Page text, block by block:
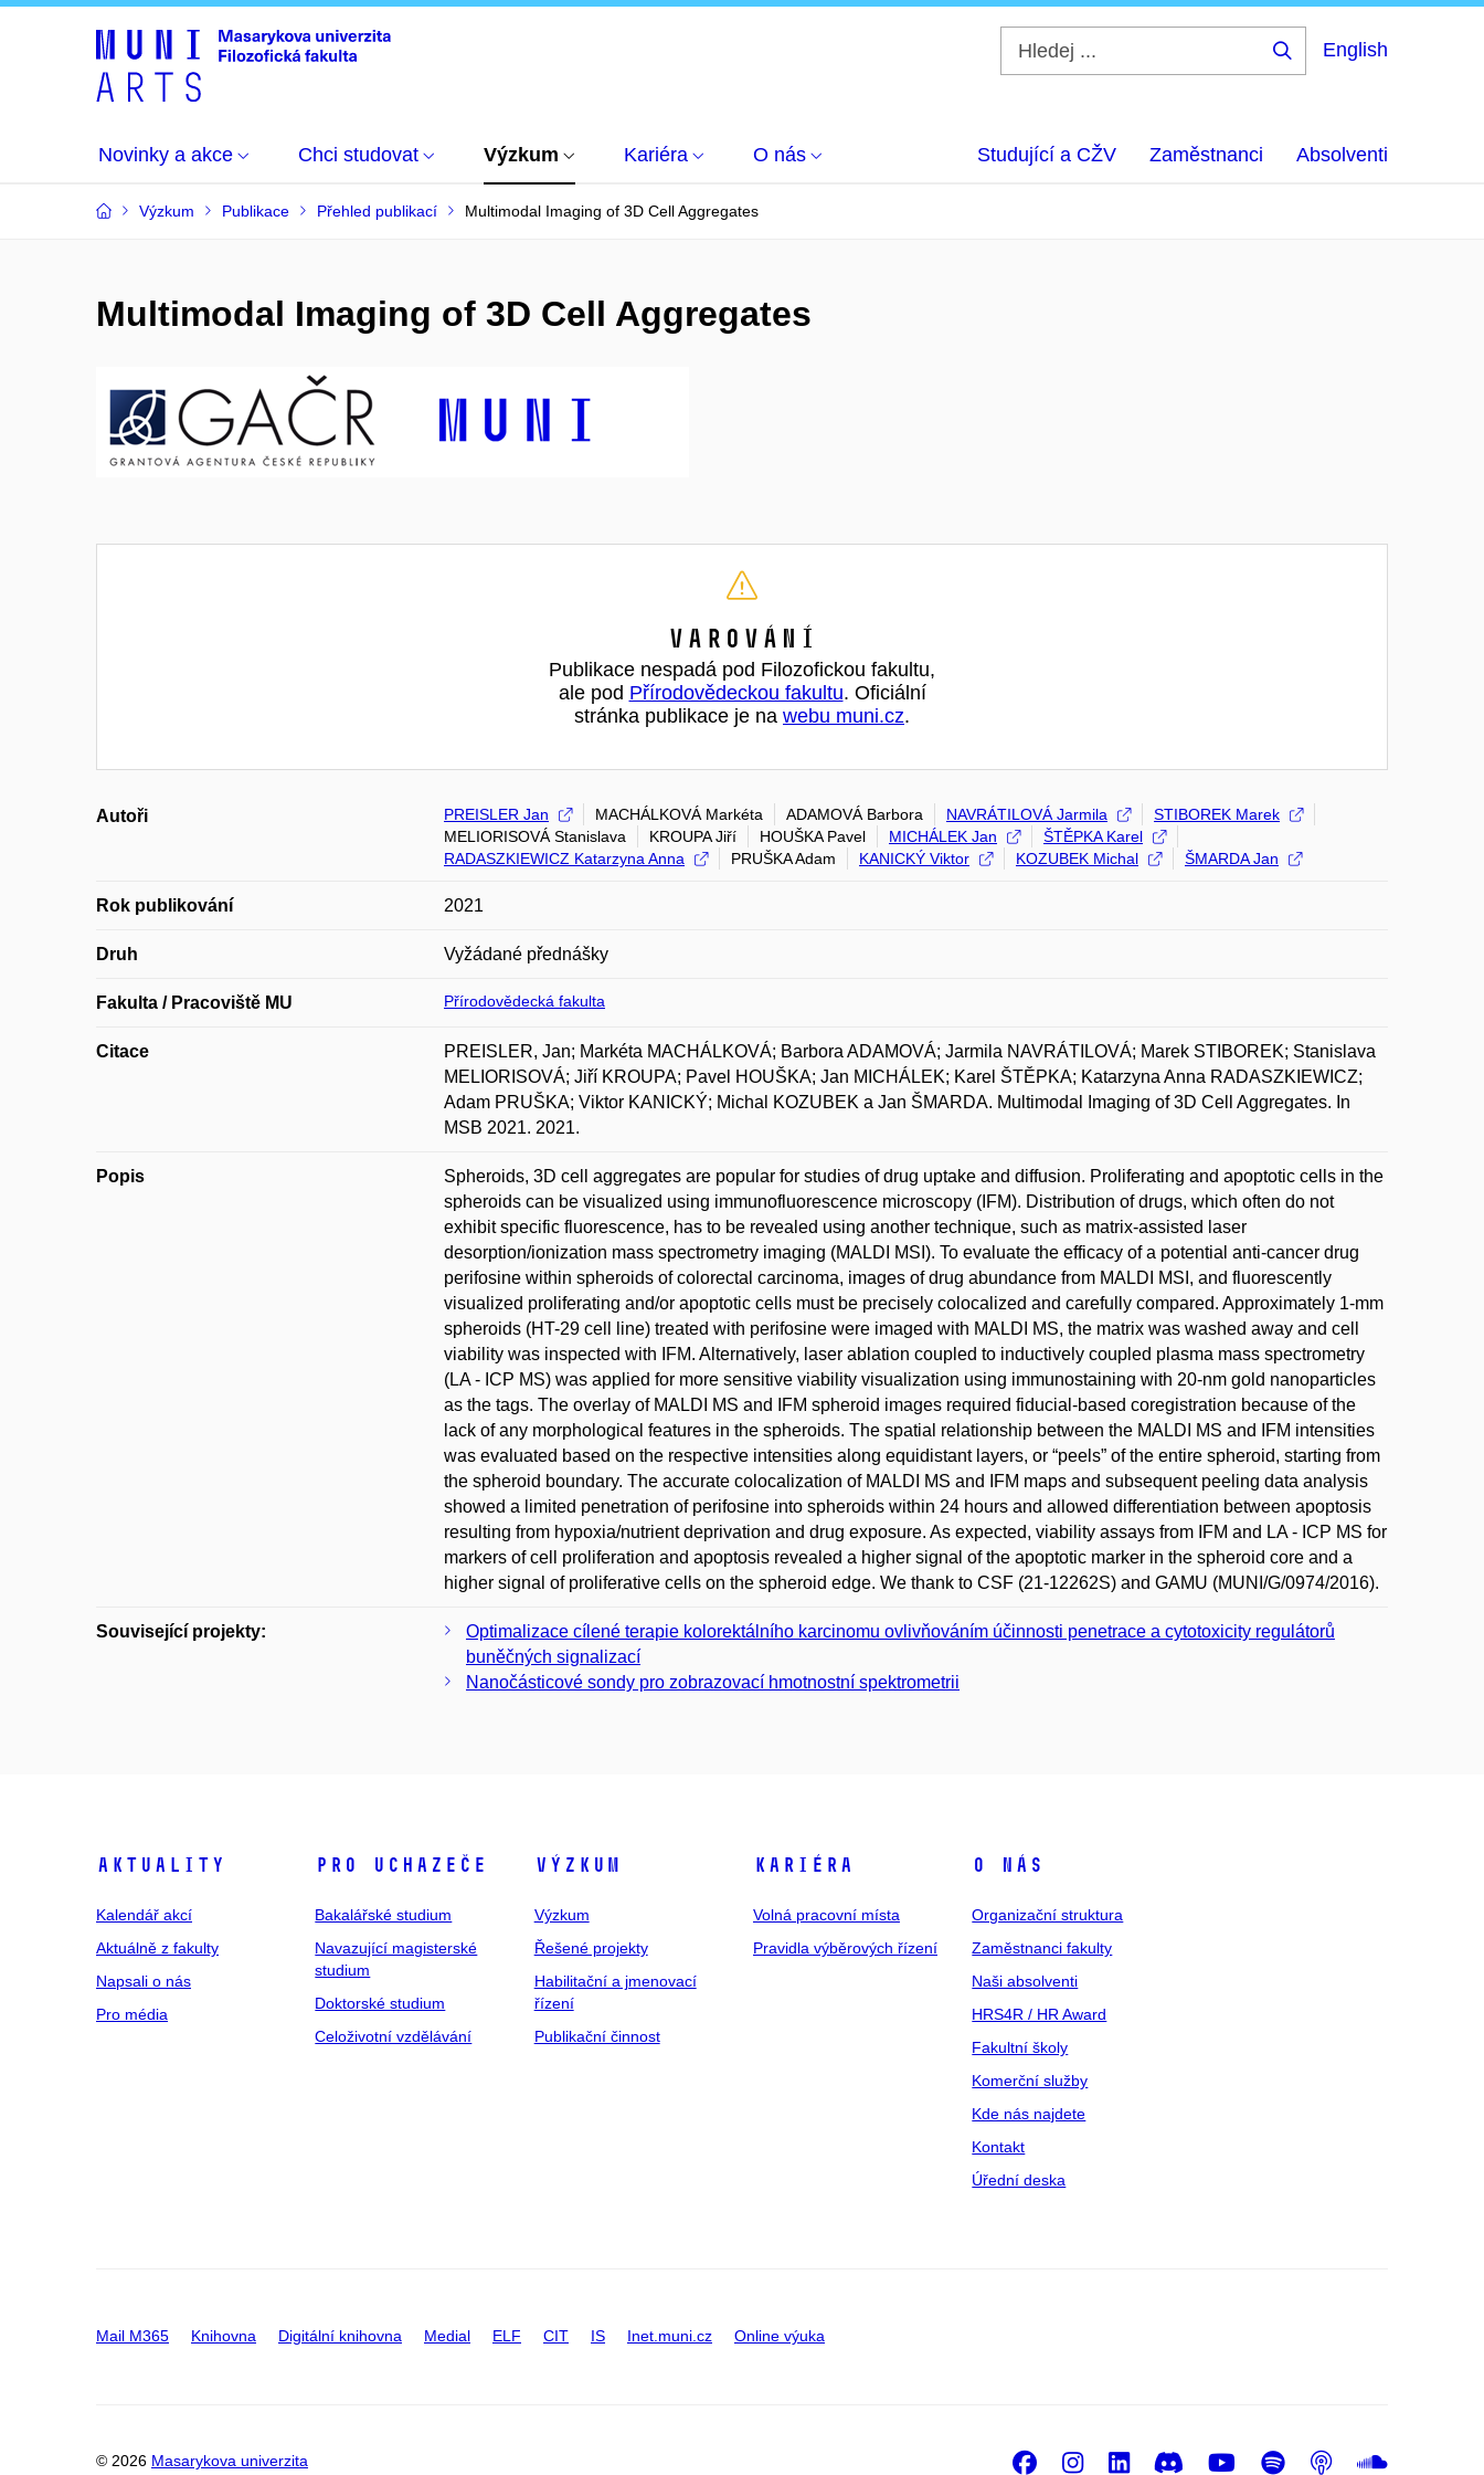
English
Novinky a akce Chci studovat Výzkum Kariéra O nás Studující a CŽV Zaměstnanci Absolventi
Výzkum Publikace Přehled publikací Multimodal Imaging of 3D Cell Aggregates
Multimodal Imaging of 3D Cell Aggregates
Varování
Publikace nespadá pod Filozofickou fakultu,
ale pod Přírodovědeckou fakultu. Oficiální
stránka publikace je na webu muni.cz.
Autoři PREISLER Jan MACHÁLKOVÁ Markéta ADAMOVÁ Barbora NAVRÁTILOVÁ Jarmila
STIBOREK Marek
MELIORISOVÁ Stanislava
KROUPA Jiří HOUŠKA Pavel MICHÁLEK Jan
ŠTĚPKA Karel
RADASZKIEWICZ Katarzyna Anna
PRUŠKA Adam KANICKÝ Viktor KOZUBEK Michal ŠMARDA Jan
Rok publikování 2021
Druh Vyžádané přednášky
Fakulta / Pracoviště MU Přírodovědecká fakulta
Citace
PREISLER, Jan; Markéta MACHÁLKOVÁ; Barbora ADAMOVÁ; Jarmila NAVRÁTILOVÁ; Marek STIBOREK; Stanislava
MELIORISOVÁ; Jiří KROUPA; Pavel HOUŠKA; Jan MICHÁLEK; Karel ŠTĚPKA; Katarzyna Anna RADASZKIEWICZ;
Adam PRUŠKA; Viktor KANICKÝ; Michal KOZUBEK a Jan ŠMARDA. Multimodal Imaging of 3D Cell Aggregates. In
MSB 2021. 2021.
Popis
Spheroids, 3D cell aggregates are popular for studies of drug uptake and diffusion. Proliferating and apoptotic cells in the
spheroids can be visualized using immunofluorescence microscopy (IFM). Distribution of drugs, which often do not
exhibit specific fluorescence, has to be revealed using another technique, such as matrix-assisted laser
desorption/ionization mass spectrometry imaging (MALDI MSI). To evaluate the efficacy of a potential anti-cancer drug
perifosine within spheroids of colorectal carcinoma, images of drug abundance from MALDI MSI, and fluorescently
visualized proliferating and/or apoptotic cells must be precisely colocalized and carefully compared. Approximately 1-mm
spheroids (HT-29 cell line) treated with perifosine were imaged with MALDI MS, the matrix was washed away and cell
viability was inspected with IFM. Alternatively, laser ablation coupled to inductively coupled plasma mass spectrometry
(LA - ICP MS) was applied for more sensitive viability visualization using immunostaining with 20-nm gold nanoparticles
as the tags. The overlay of MALDI MS and IFM spheroid images required fiducial-based coregistration because of the
lack of any morphological features in the spheroids. The spatial relationship between the MALDI MS and IFM intensities
was evaluated based on the respective intensities along equidistant layers, or “peels” of the entire spheroid, starting from
the spheroid boundary. The accurate colocalization of MALDI MS and IFM maps and subsequent peeling data analysis
showed a limited penetration of perifosine into spheroids within 24 hours and allowed differentiation between apoptosis
resulting from hypoxia/nutrient deprivation and drug exposure. As expected, viability assays from IFM and LA - ICP MS for
markers of cell proliferation and apoptosis revealed a higher signal of the apoptotic marker in the spheroid core and a
higher signal of proliferative cells on the spheroid edge. We thank to CSF (21-12262S) and GAMU (MUNI/G/0974/2016).
Související projekty:
Optimalizace cílené terapie kolorektálního karcinomu ovlivňováním účinnosti penetrace a cytotoxicity regulátorů
buněčných signalizací
Nanočásticové sondy pro zobrazovací hmotnostní spektrometrii
Aktuality
Kalendář akcí
Aktuálně z fakulty
Napsali o nás
Pro média
Pro uchazeče
Bakalářské studium
Navazující magisterské
studium
Doktorské studium
Celoživotní vzdělávání
Výzkum
Výzkum
Řešené projekty
Habilitační a jmenovací
řízení
Publikační činnost
Kariéra
Volná pracovní místa
Pravidla výběrových řízení
O nás
Organizační struktura
Zaměstnanci fakulty
Naši absolventi
HRS4R / HR Award
Fakultní školy
Komerční služby
Kde nás najdete
Kontakt
Úřední deska
Mail M365 Knihovna Digitální knihovna Medial ELF CIT IS Inet.muni.cz Online výuka
© 2026 Masarykova univerzita Facebook
Instagram
LinkedIn
DiscordYoutube
Spotify
Podcast